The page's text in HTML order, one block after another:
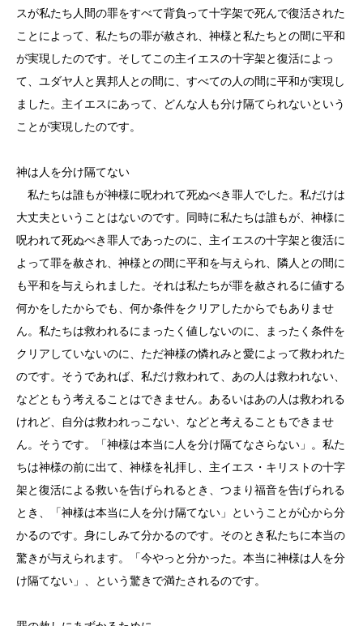
スが私たち人間の罪をすべて背負って十字架で死んで復活された
ことによって、私たちの罪が赦され、神様と私たちとの間に平和
が実現したのです。そしてこの主イエスの十字架と復活によっ
て、ユダヤ人と異邦人との間に、すべての人の間に平和が実現し
ました。主イエスにあって、どんな人も分け隔てられないという
ことが実現したのです。
神は人を分け隔てない
私たちは誰もが神様に呪われて死ぬべき罪人でした。私だけは
大丈夫ということはないのです。同時に私たちは誰もが、神様に
呪われて死ぬべき罪人であったのに、主イエスの十字架と復活に
よって罪を赦され、神様との間に平和を与えられ、隣人との間に
も平和を与えられました。それは私たちが罪を赦されるに値する
何かをしたからでも、何か条件をクリアしたからでもありませ
ん。私たちは救われるにまったく値しないのに、まったく条件を
クリアしていないのに、ただ神様の憐れみと愛によって救われた
のです。そうであれば、私だけ救われて、あの人は救われない、
などともう考えることはできません。あるいはあの人は救われる
けれど、自分は救われっこない、などと考えることもできませ
ん。そうです。「神様は本当に人を分け隔てなさらない」。私た
ちは神様の前に出て、神様を礼拝し、主イエス・キリストの十字
架と復活による救いを告げられるとき、つまり福音を告げられる
とき、「神様は本当に人を分け隔てない」ということが心から分
かるのです。身にしみて分かるのです。そのとき私たちに本当の
驚きが与えられます。「今やっと分かった。本当に神様は人を分
け隔てない」、という驚きで満たされるのです。